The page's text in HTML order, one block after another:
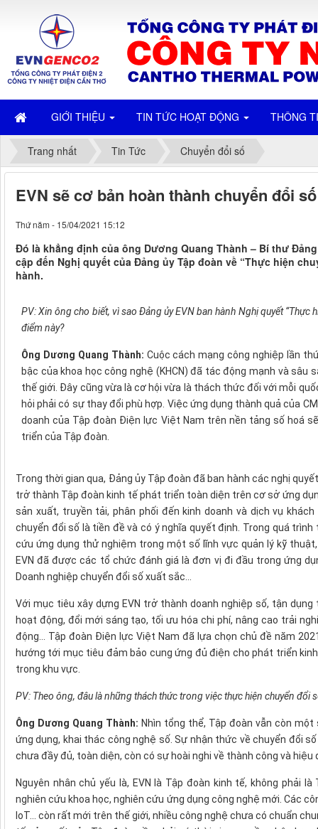
GIỚI THIỆU TIN TỨC HOẠT ĐỘNG THÔNG
Trang nhất Tin Tức Chuyển đổi số
EVN sẽ cơ bản hoàn thành chuyển đổi
Thứ năm - 15/04/2021 15:12
Đó là khẳng định của ông Dương Quang Thành – Bí thư
cập đến Nghị quyết của Đảng ủy Tập đoàn về “Thực hiện
hành.
PV: Xin ông cho biết, vì sao Đảng ủy EVN ban hành Nghị quyết “Thực
điểm này?
Ông Dương Quang Thành: Cuộc cách mạng công nghiệp lần
bậc của khoa học công nghệ (KHCN) đã tác động mạnh và sâu
thế giới. Đây cũng vừa là cơ hội vừa là thách thức đối với mỗi
hỏi phải có sự thay đổi phù hợp. Việc ứng dụng thành quả của
doanh của Tập đoàn Điện lực Việt Nam trên nền tảng số hoá
triển của Tập đoàn.
Trong thời gian qua, Đảng ủy Tập đoàn đã ban hành các nghị
trở thành Tập đoàn kinh tế phát triển toàn diện trên cơ sở ứng
sản xuất, truyền tải, phân phối đến kinh doanh và dịch vụ
chuyển đổi số là tiền đề và có ý nghĩa quyết định. Trong quá
cứu ứng dụng thử nghiệm trong một số lĩnh vực quản lý kỹ
EVN đã được các tổ chức đánh giá là đơn vị đi đầu trong ứng
Doanh nghiệp chuyển đổi số xuất sắc...
Với mục tiêu xây dựng EVN trở thành doanh nghiệp số, tận
hoạt động, đổi mới sáng tạo, tối ưu hóa chi phí, nâng cao trải
động... Tập đoàn Điện lực Việt Nam đã lựa chọn chủ đề năm
hướng tới mục tiêu đảm bảo cung ứng đủ điện cho phát triển
trong khu vực.
PV: Theo ông, đâu là những thách thức trong việc thực hiện chuyển đổi
Ông Dương Quang Thành: Nhìn tổng thể, Tập đoàn vẫn còn
ứng dụng, khai thác công nghệ số. Sự nhận thức về chuyển đổi
chưa đầy đủ, toàn diện, còn có sự hoài nghi về thành công và
Nguyên nhân chủ yếu là, EVN là Tập đoàn kinh tế, không phải
nghiên cứu khoa học, nghiên cứu ứng dụng công nghệ mới. Các
IoT… còn rất mới trên thế giới, nhiều công nghệ chưa có chuẩn